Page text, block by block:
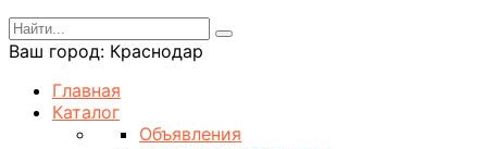
Ваш город: Краснодар
Главная
Каталог
Объявления